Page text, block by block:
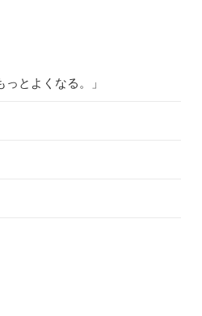
とよくなる。」